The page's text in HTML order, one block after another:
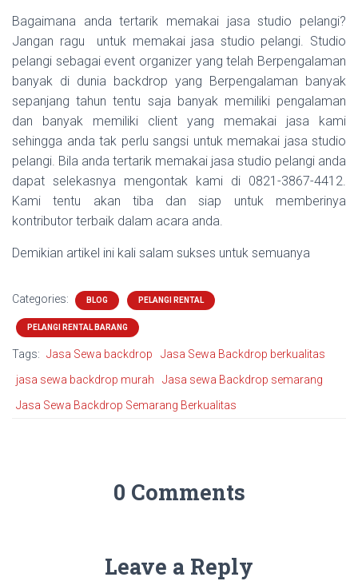
Bagaimana anda tertarik memakai jasa studio pelangi?
Jangan ragu untuk memakai jasa studio pelangi. Studio
pelangi sebagai event organizer yang telah Berpengalaman
banyak di dunia backdrop yang Berpengalaman banyak
sepanjang tahun tentu saja banyak memiliki pengalaman
dan banyak memiliki client yang memakai jasa kami
sehingga anda tak perlu sangsi untuk memakai jasa studio
pelangi. Bila anda tertarik memakai jasa studio pelangi anda
dapat selekasnya mengontak kami di 0821-3867-4412.
Kami tentu akan tiba dan siap untuk memberinya
kontributor terbaik dalam acara anda.
Demikian artikel ini kali salam sukses untuk semuanya
Categories: BLOG PELANGI RENTAL
PELANGI RENTAL BARANG
Tags: Jasa Sewa backdrop
Jasa Sewa Backdrop berkualitas
jasa sewa backdrop murah
Jasa sewa Backdrop semarang
Jasa Sewa Backdrop Semarang Berkualitas
0 Comments
Leave a Reply